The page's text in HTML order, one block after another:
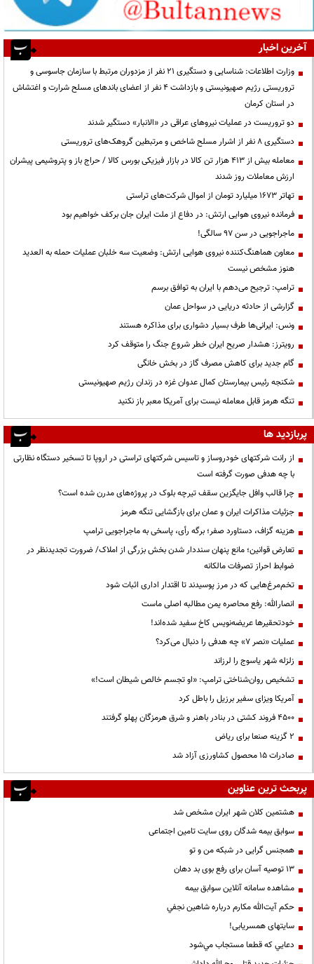
آخرین اخبار
وزارت اطلاعات: شناسایی و دستگیری ۲۱ نفر از مزدوران مرتبط با سازمان جاسوسی و
تروریستی رژیم صهیونیستی و بازداشت ۴ نفر از اعضای باندهای مسلح شرارت و اغتشاش
در استان کرمان
دو تروریست در عملیات نیروهای عراقی در «الانبار» دستگیر شدند
دستگیری ۸ نفر از اشرار مسلح شاخص و مرتبطین گروهک‌های تروریستی
معامله بیش از ۴۱۳ هزار تن کالا در بازار فیزیکی بورس کالا / حراج باز و پتروشیمی پیشران
ارزش معاملات روز شدند
تهاتر ۱۶۷۳ میلیارد تومان از اموال شرکت‌های تراستی
فرمانده نیروی هوایی ارتش: در دفاع از ملت ایران جان برکف خواهیم بود
ماجراجویی در سن ۹۷ سالگی!
معاون هماهنگ‌کننده نیروی هوایی ارتش: وضعیت سه خلبان عملیات حمله به العدید
هنوز مشخص نیست
ترامپ: ترجیح می‌دهم با ایران به توافق برسم
گزارشی از حادثه دریایی در سواحل عمان
ونس: ایرانی‌ها طرف بسیار دشواری برای مذاکره هستند
رویترز: هشدار صریح ایران خطر شروع جنگ را متوقف کرد
گام جدید برای کاهش مصرف گاز در بخش خانگی
شکنجه رئیس بیمارستان کمال عدوان غزه در زندان رژیم صهیونیستی
تنگه هرمز قابل معامله نیست برای آمریکا معبر باز نکنید
پربازدید ها
از رانت‌ شرکتهای خودروساز و تاسیس شرکتهای تراستی در اروپا تا تسخیر دستگاه نظارتی
با چه هدفی صورت گرفته است
چرا قالب وافل جایگزین سقف تیرچه بلوک در پروژه‌های مدرن شده است؟
جزئیات مذاکرات ایران و عمان برای بازگشایی تنگه هرمز
هزینه گزاف، دستاورد صفر؛ برگه رأی، پاسخی به ماجراجویی ترامپ
تعارض قوانین؛ مانع پنهان سنددار شدن بخش بزرگی از املاک/ ضرورت تجدیدنظر در
ضوابط احراز تصرفات مالکانه
تخم‌مرغ‌هایی که در مرز پوسیدند تا اقتدار اداری اثبات شود
انصارالله: رفع محاصره یمن مطالبه اصلی ماست
خودتحقیرها عریضه‌نویس کاخ سفید شده‌اند!
عملیات «نصر ۷» چه هدفی را دنبال می‌کرد؟
زلزله شهر یاسوج را لرزاند
تشخیص روان‌شناختی ترامپ: «او تجسم خالص شیطان است!»
آمریکا ویزای سفیر برزیل را باطل کرد
۴۵۰۰ فروند کشتی در بنادر باهنر و شرق هرمزگان پهلو گرفتند
۲ گزینه صنعا برای ریاض
صادرات ۱۵ محصول کشاورزی آزاد شد
پربحث ترین عناوین
هشتمین کلان شهر ایران مشخص شد
سوابق بیمه شدگان روی سایت تامین اجتماعی
همجنس گرایی در شبکه من و تو
13 توصیه آسان برای رفع بوی بد دهان
مشاهده سامانه آنلاين سوابق بیمه
حكم آيت‌الله مكارم درباره شاهين نجفي
سایتهای همسریابی!
دعايي كه قطعا مستجاب مي‌شود